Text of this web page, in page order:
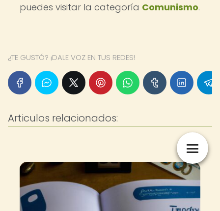
puedes visitar la categoría Comunismo.
¿TE GUSTÓ? ¡DALE VOZ EN TUS REDES!
Articulos relacionados: